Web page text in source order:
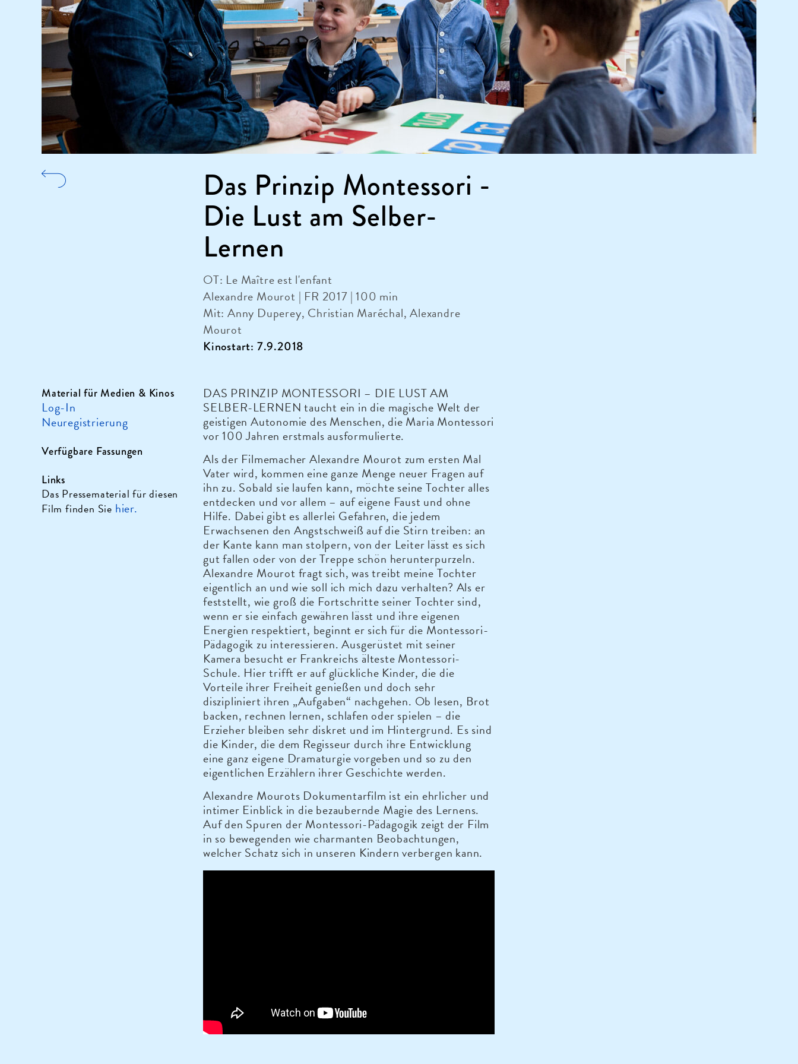
Das Prinzip Montessori -
Die Lust am Selber-
Lernen
OT: Le Maître est l'enfant
Alexandre Mourot | FR 2017 | 100 min
Mit: Anny Duperey, Christian Maréchal, Alexandre
Mourot
Kinostart: 7.9.2018
Material für Medien & Kinos
Log-In
Neuregistrierung
Verfügbare Fassungen
Links
Das Pressematerial für diesen
Film finden Sie hier.
DAS PRINZIP MONTESSORI – DIE LUST AM
SELBER-LERNEN taucht ein in die magische Welt der
geistigen Autonomie des Menschen, die Maria Montessori
vor 100 Jahren erstmals ausformulierte.
Als der Filmemacher Alexandre Mourot zum ersten Mal
Vater wird, kommen eine ganze Menge neuer Fragen auf
ihn zu. Sobald sie laufen kann, möchte seine Tochter alles
entdecken und vor allem – auf eigene Faust und ohne
Hilfe. Dabei gibt es allerlei Gefahren, die jedem
Erwachsenen den Angstschweiß auf die Stirn treiben: an
der Kante kann man stolpern, von der Leiter lässt es sich
gut fallen oder von der Treppe schön herunterpurzeln.
Alexandre Mourot fragt sich, was treibt meine Tochter
eigentlich an und wie soll ich mich dazu verhalten? Als er
feststellt, wie groß die Fortschritte seiner Tochter sind,
wenn er sie einfach gewähren lässt und ihre eigenen
Energien respektiert, beginnt er sich für die Montessori-
Pädagogik zu interessieren. Ausgerüstet mit seiner
Kamera besucht er Frankreichs älteste Montessori-
Schule. Hier trifft er auf glückliche Kinder, die die
Vorteile ihrer Freiheit genießen und doch sehr
diszipliniert ihren „Aufgaben“ nachgehen. Ob lesen, Brot
backen, rechnen lernen, schlafen oder spielen – die
Erzieher bleiben sehr diskret und im Hintergrund. Es sind
die Kinder, die dem Regisseur durch ihre Entwicklung
eine ganz eigene Dramaturgie vorgeben und so zu den
eigentlichen Erzählern ihrer Geschichte werden.
Alexandre Mourots Dokumentarfilm ist ein ehrlicher und
intimer Einblick in die bezaubernde Magie des Lernens.
Auf den Spuren der Montessori-Pädagogik zeigt der Film
in so bewegenden wie charmanten Beobachtungen,
welcher Schatz sich in unseren Kindern verbergen kann.